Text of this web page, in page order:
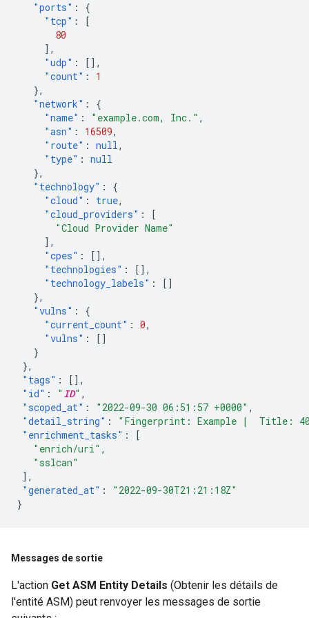
"ports" :
{
"tcp" :
[
80
],
"udp" :
[],
"count" :
1
},
"network" :
{
"name" : "example.com, Inc." ,
"asn" : 16509,
"route" : null,
"type" : null
},
"technology" :
{
"cloud" : true,
"cloud_providers" :
[
"Cloud Provider Name"
],
"cpes" :
[],
"technologies" :
[],
"technology_labels" :
[]
},
"vulns" :
{
"current_count" : 0,
"vulns" :
[]
}
},
"tags" :
[],
"id" : " ID" ,
"scoped_at" : "2022-09-30 06:51:57 +0000" ,
"detail_string" :
"Fingerprint: Example |  Title:
"enrichment_tasks" :
[
"enrich/uri" ,
"sslcan"
],
"generated_at" :
"2022-09-30T21:21:18Z"
}
Messages de sortie
L'action Get ASM Entity Details (Obtenir les détails de
l'entité ASM) peut renvoyer les messages de sortie